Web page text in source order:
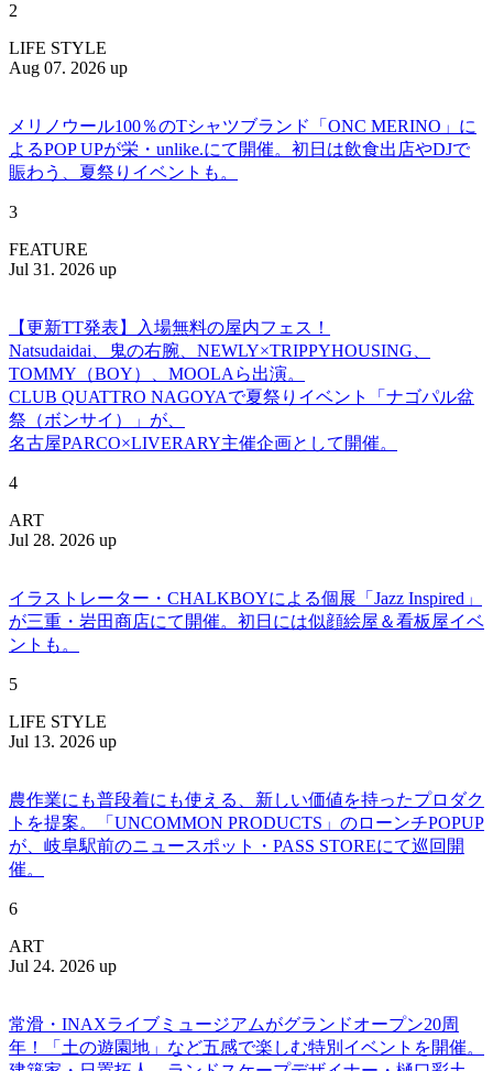
2
LIFE STYLE
Aug 07. 2026 up
メリノウール100％のTシャツブランド「ONC MERINO」に
よるPOP UPが栄・unlike.にて開催。初日は飲食出店やDJで
賑わう、夏祭りイベントも。
3
FEATURE
Jul 31. 2026 up
【更新TT発表】入場無料の屋内フェス！
Natsudaidai、鬼の右腕、NEWLY×TRIPPYHOUSING、
TOMMY（BOY）、MOOLAら出演。
CLUB QUATTRO NAGOYAで夏祭りイベント「ナゴパル盆
祭（ボンサイ）」が、
名古屋PARCO×LIVERARY主催企画として開催。
4
ART
Jul 28. 2026 up
イラストレーター・CHALKBOYによる個展「Jazz Inspired」
が三重・岩田商店にて開催。初日には似顔絵屋＆看板屋イベ
ントも。
5
LIFE STYLE
Jul 13. 2026 up
農作業にも普段着にも使える、新しい価値を持ったプロダク
トを提案。「UNCOMMON PRODUCTS」のローンチPOPUP
が、岐阜駅前のニュースポット・PASS STOREにて巡回開
催。
6
ART
Jul 24. 2026 up
常滑・INAXライブミュージアムがグランドオープン20周
年！「土の遊園地」など五感で楽しむ特別イベントを開催。